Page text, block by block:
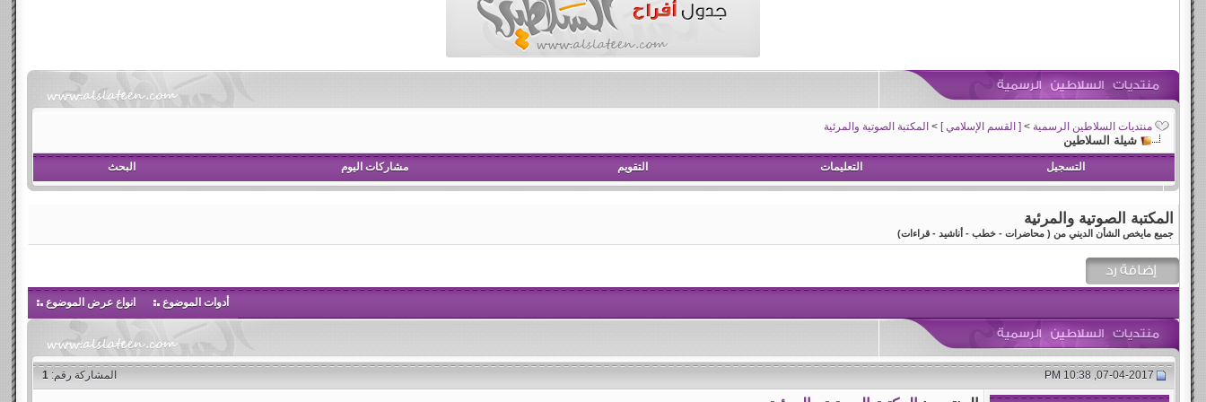
منتديات السلاطين الرسمية > [ القسم الإسلامي ] > المكتبة الصوتية والمرئية
شيلة السلاطين
التسجيل التعليمات التقويم مشاركات اليوم البحث
المكتبة الصوتية والمرئية
جميع مايخص الشأن الديني من ( محاضرات - خطب - أناشيد - قراءات)
أدوات الموضوع انواع عرض الموضوع
07-04-2017, 10:38 PM المشاركة رقم:1